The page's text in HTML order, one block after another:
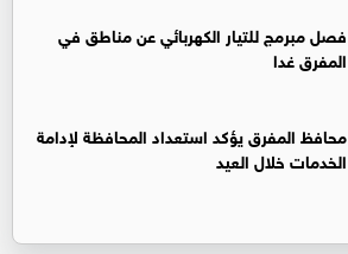
فصل مبرمج للتيار الكهربائي عن مناطق في
المفرق غدا
محافظ المفرق يؤكد استعداد المحافظة لإدامة
الخدمات خلال العيد